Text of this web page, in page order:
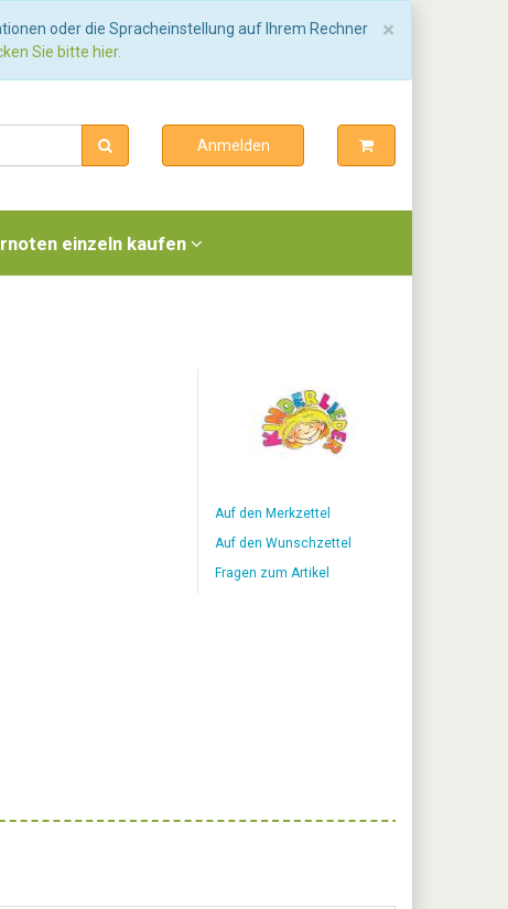
×
oder die Spracheinstellung auf Ihrem Rechner
Sie bitte hier.
Anmelden
einzeln kaufen
Auf den Merkzettel
Auf den Wunschzettel
Fragen zum Artikel